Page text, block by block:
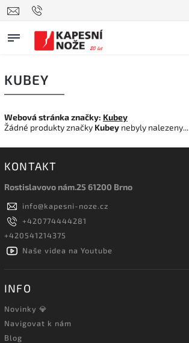
KUBEY
Webová stránka značky: Kubey
Žádné produkty značky Kubey nebyly nalezeny...
KONTAKT
Rostislavovo nám.25 61200 Brno
info@kapesni-noze.cz
+420774444281
+420541214375
Naše videa na Youtube
INFO
Novinky 💎
Navigovat k nám
Blog